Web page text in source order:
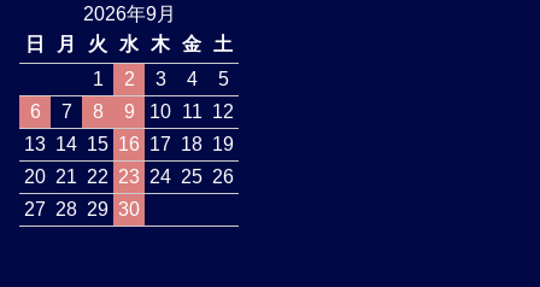
2026年9月
日
月 火 水 木 金
土
1
2 3 4
5
6
7 8 9 10 11 12
13 14 15 16 17 18 19
20 21 22 23 24 25 26
27 28 29 30